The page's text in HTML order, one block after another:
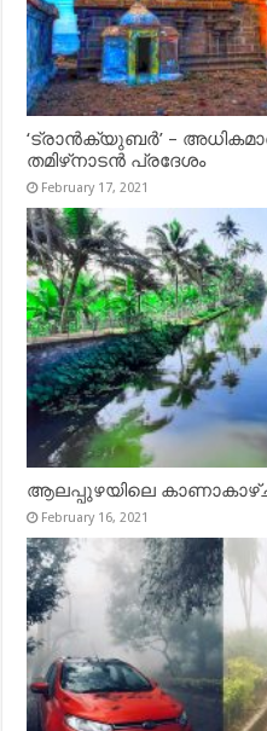
‘ട്രാൻക്യുബർ’ –
തമിഴ്‌നാടൻ പ്രദേശം
February 17, 2021
ആലപ്പുഴയിലെ
February 16, 2021